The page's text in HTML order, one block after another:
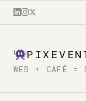
WEB + CAFÉ =